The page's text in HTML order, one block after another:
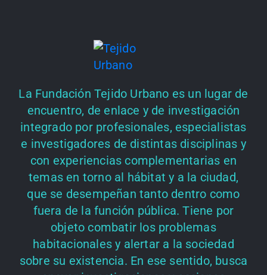
La Fundación Tejido Urbano es un lugar de
encuentro, de enlace y de investigación
integrado por profesionales, especialistas
e investigadores de distintas disciplinas y
con experiencias complementarias en
temas en torno al hábitat y a la ciudad,
que se desempeñan tanto dentro como
fuera de la función pública. Tiene por
objeto combatir los problemas
habitacionales y alertar a la sociedad
sobre su existencia. En ese sentido, busca